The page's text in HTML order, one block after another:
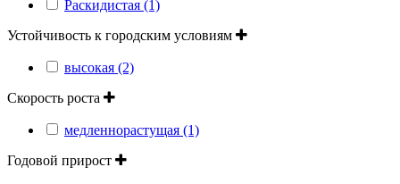
Раскидистая (1)
Устойчивость к городским условиям
высокая (2)
Скорость роста
медленнорастущая (1)
Годовой прирост